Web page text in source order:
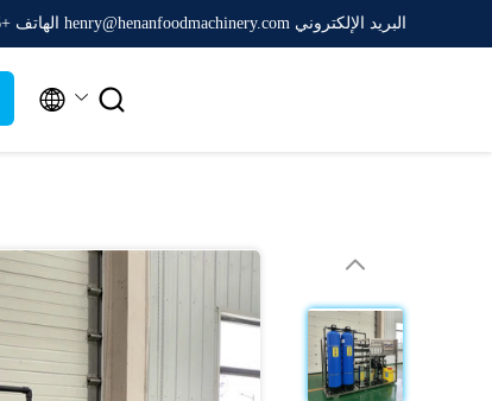
البريد الإلكتروني henry@henanfoodmachinery.com الهاتف +86-0371-65161688
 